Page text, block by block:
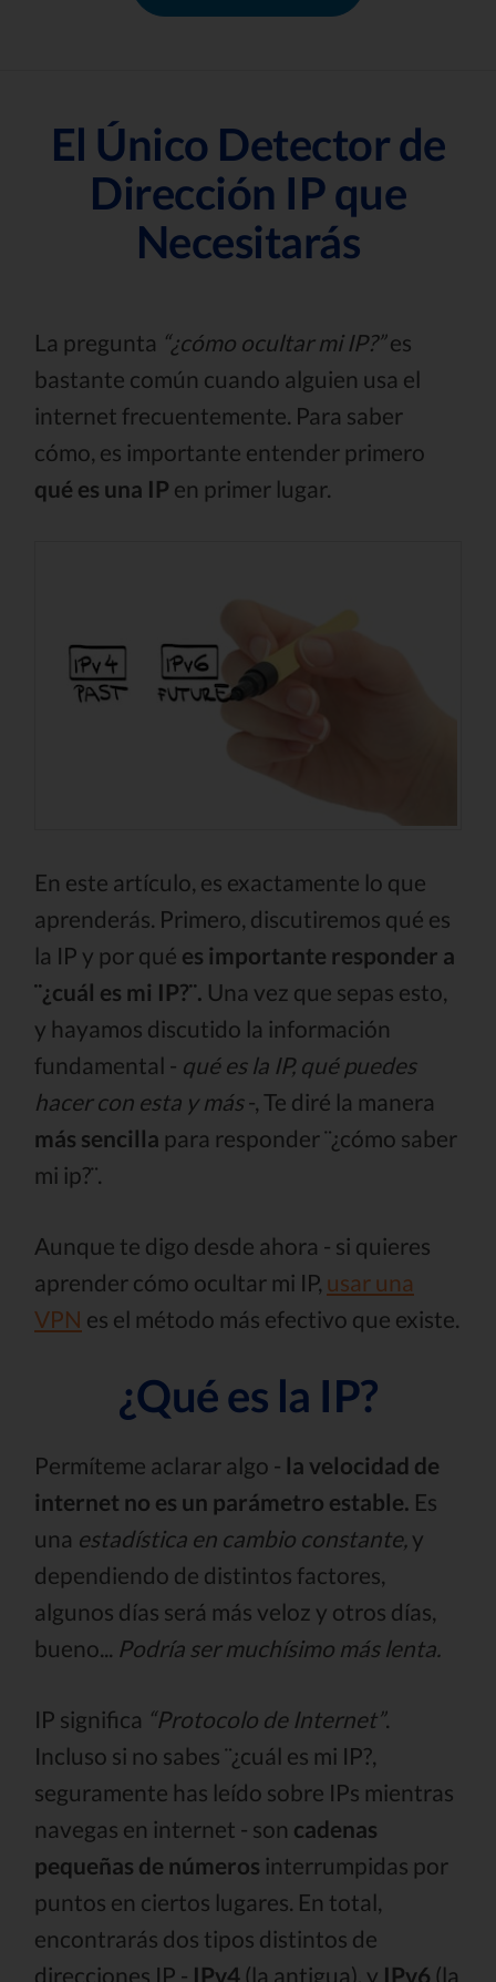
El Único Detector de
Dirección IP que
Necesitarás
La pregunta “¿cómo ocultar mi IP?”es
bastante común cuando alguien usa el
internet frecuentemente. Para saber
cómo, es importante entender primero
qué es una IP en primer lugar.
En este artículo, es exactamente lo que
aprenderás. Primero, discutiremos qué es
la IP y por qué es importante responder a
¨¿cuál es mi IP?¨. Una vez que sepas esto,
y hayamos discutido la información
fundamental - qué es la IP, qué puedes
hacer con esta y más-, Te diré la manera
más sencilla para responder ¨¿cómo saber
mi ip?¨.
Aunque te digo desde ahora - si quieres
aprender cómo ocultar mi IP, usar una
VPN es el método más efectivo que existe.
¿Qué es la IP?
Permíteme aclarar algo - la velocidad de
internet no es un parámetro estable. Es
una estadística en cambio constante, y
dependiendo de distintos factores,
algunos días será más veloz y otros días,
bueno...
Podría ser muchísimo más lenta.
IP significa “Protocolo de Internet”.
Incluso si no sabes ¨¿cuál es mi IP?,
seguramente has leído sobre IPs mientras
navegas en internet - son cadenas
pequeñas de números interrumpidas por
puntos en ciertos lugares. En total,
encontrarás dos tipos distintos de
direcciones IP - IPv4 (la antigua), y IPv6 (la